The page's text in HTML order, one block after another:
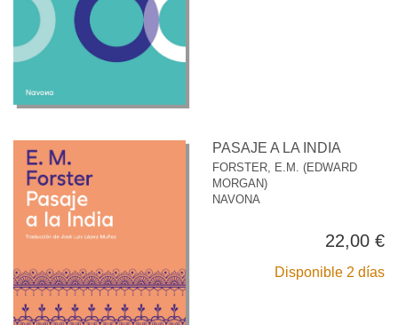
PASAJE A LA INDIA
FORSTER, E.M. (EDWARD
MORGAN)
NAVONA
22,00 €
Disponible 2 días